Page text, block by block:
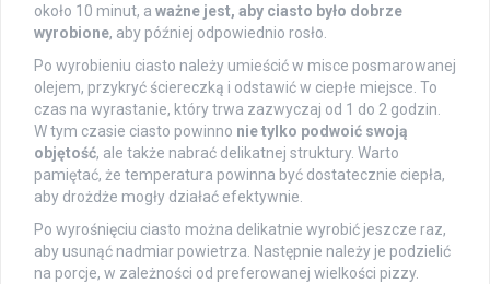
około 10 minut, a ważne jest, aby ciasto było dobrze
wyrobione, aby później odpowiednio rosło.
Po wyrobieniu ciasto należy umieścić w misce posmarowanej
olejem, przykryć ściereczką i odstawić w ciepłe miejsce. To
czas na wyrastanie, który trwa zazwyczaj od 1 do 2 godzin.
W tym czasie ciasto powinno nie tylko podwoić swoją
objętość, ale także nabrać delikatnej struktury. Warto
pamiętać, że temperatura powinna być dostatecznie ciepła,
aby drożdże mogły działać efektywnie.
Po wyrośnięciu ciasto można delikatnie wyrobić jeszcze raz,
aby usunąć nadmiar powietrza. Następnie należy je podzielić
na porcje, w zależności od preferowanej wielkości pizzy.